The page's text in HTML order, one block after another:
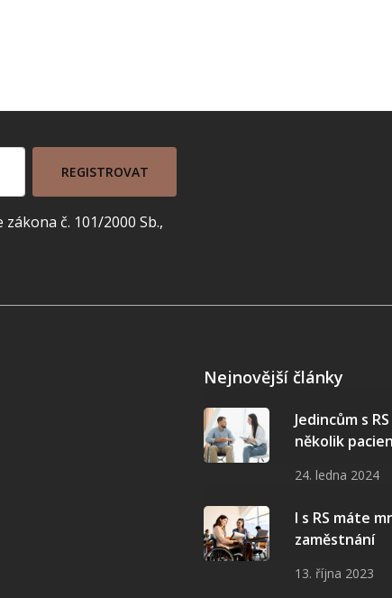
REGISTROVAT
č. 101/2000 Sb.,
Nejnovější články
Jedincům s
několik
24. ledna 2024
I s RS máte
zaměstnání
13. října 2023